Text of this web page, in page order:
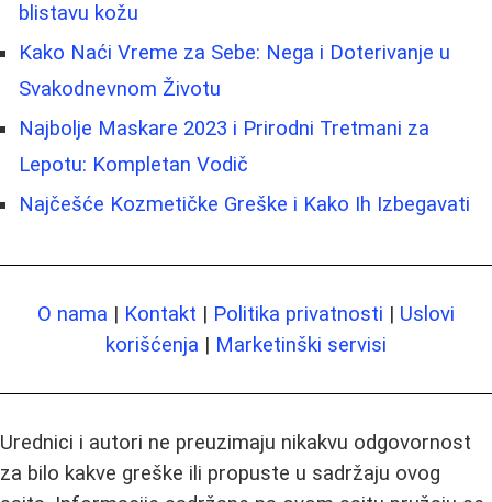
blistavu kožu
Kako Naći Vreme za Sebe: Nega i Doterivanje u
Svakodnevnom Životu
Najbolje Maskare 2023 i Prirodni Tretmani za
Lepotu: Kompletan Vodič
Najčešće Kozmetičke Greške i Kako Ih Izbegavati
O nama | Kontakt | Politika privatnosti | Uslovi
korišćenja | Marketinški servisi
Urednici i autori ne preuzimaju nikakvu odgovornost
za bilo kakve greške ili propuste u sadržaju ovog